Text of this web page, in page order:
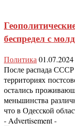
беспредел с
Политика 01.07.2024
После распада
территориях
остались
меньшинства
что в Одесской
- Advertisement -